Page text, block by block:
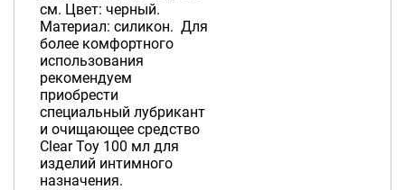
см. Цвет: черный.
Материал: силикон. Для
более комфортного
использования
рекомендуем
приобрести
специальный лубрикант
и очищающее средство
Clear Toy 100 мл для
изделий интимного
назначения.